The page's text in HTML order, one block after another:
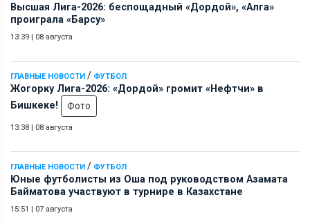
Высшая Лига-2026: беспощадный «Дордой», «Алга»
проиграла «Барсу»
13:39 | 08 августа
ГЛАВНЫЕ НОВОСТИ / ФУТБОЛ
Жогорку Лига-2026: «Дордой» громит «Нефтчи» в
Бишкеке!
Фото
13:38 | 08 августа
ГЛАВНЫЕ НОВОСТИ / ФУТБОЛ
Юные футболисты из Оша под руководством Азамата
Байматова участвуют в турнире в Казахстане
15:51 | 07 августа